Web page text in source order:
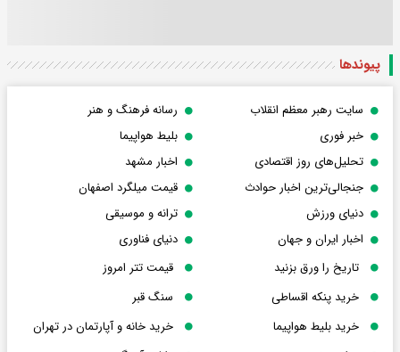
پیوندها
سایت رهبر معظم انقلاب
رسانه فرهنگ و هنر
خبر فوری
بلیط هواپیما
تحلیل‌های روز اقتصادی
اخبار مشهد
جنجالی‌ترین اخبار حوادث
قیمت میلگرد اصفهان
دنیای ورزش
ترانه و موسیقی
اخبار ایران و جهان
دنیای فناوری
تاریخ را ورق بزنید
قیمت تتر امروز
خرید پنکه اقساطی
سنگ قبر
خرید بلیط هواپیما
خرید خانه و آپارتمان در تهران